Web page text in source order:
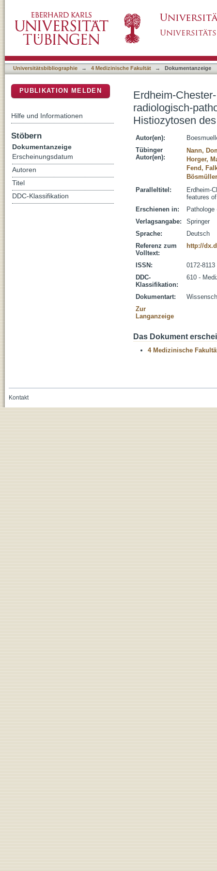
von Non-Langerhans-Zell-Histiozytosen
Universitätsbibliographie → 4 Medizinische Fakultät → Dokumentanzeige
Erdheim-
radiologisch-
Histiozytosen
Autor(en):
Tübinger
Autor(en):
Nann,
Horger,
Fend,
Paralleltitel:
Erdheim-
features
Erschienen in:
Verlagsangabe:
Springer
Sprache:
Deutsch
Referenz zum
Volltext:
http://
ISSN:
0172-8113
DDC-
Klassifikation:
610 -
Dokumentart:
Zur
Langanzeige
Das Dokument
4 Medizinische
PUBLIKATION MELDEN
Hilfe und Informationen
Stöbern
Dokumentanzeige
Erscheinungsdatum
Autoren
Titel
DDC-Klassifikation
Kontakt